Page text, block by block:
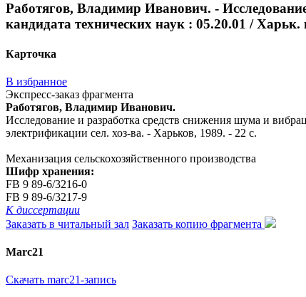
Работягов, Владимир Иванович. -
кандидата технических наук : 05.20.01 /
Карточка
В избранное
Экспресс-заказ фрагмента
Работягов, Владимир Иванович.
Исследование и разработка средств снижения шума и
электрификации сел. хоз-ва. - Харьков, 1989. - 22 с.
Механизация сельскохозяйственного производства
Шифр хранения:
FB 9 89-6/3216-0
FB 9 89-6/3217-9
К диссертации
Заказать в читальный зал Заказать копию фрагмента
Marc21
Скачать marc21-запись